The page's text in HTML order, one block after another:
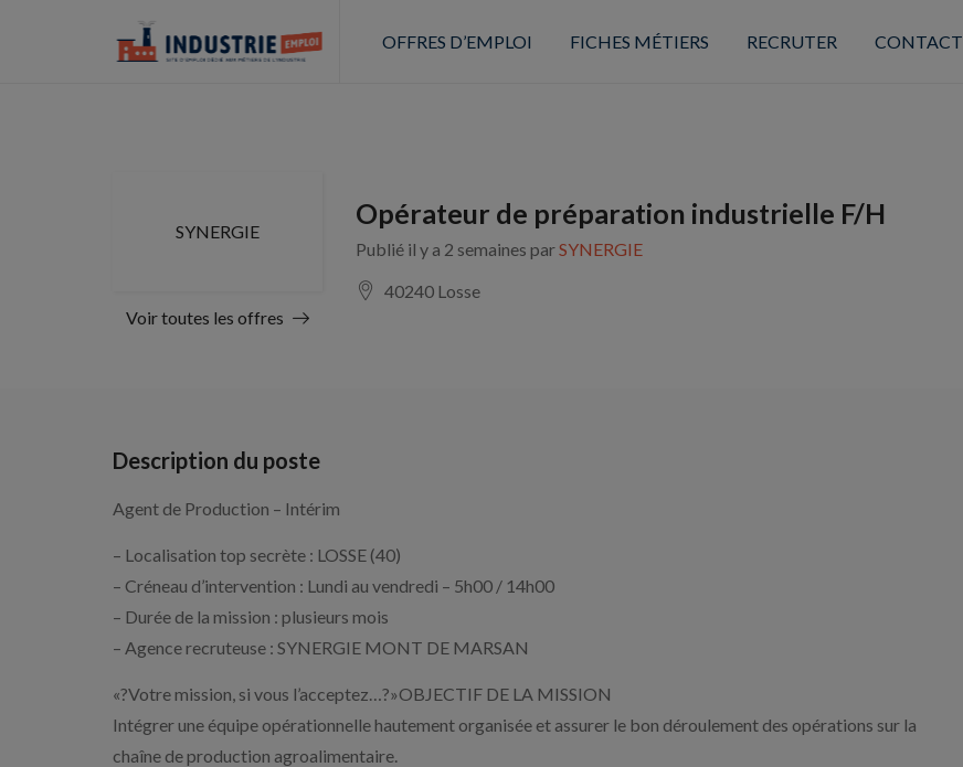
OFFRES D’EMPLOI FICHES MÉTIERS RECRUTER CONTACT
SYNERGIE
Voir toutes les offres
Opérateur de préparation industrielle F/H
Publié il y a 2 semaines parSYNERGIE
40240 Losse
Description du poste
Agent de Production – Intérim
– Localisation top secrète : LOSSE (40)
– Créneau d’intervention : Lundi au vendredi – 5h00 / 14h00
– Durée de la mission : plusieurs mois
– Agence recruteuse : SYNERGIE MONT DE MARSAN
«?Votre mission, si vous l’acceptez…?»OBJECTIF DE LA MISSION
Intégrer une équipe opérationnelle hautement organisée et assurer le bon déroulement des opérations sur la
chaîne de production agroalimentaire.